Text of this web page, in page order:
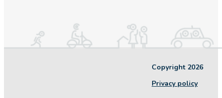
Copyright 2026
Privacy policy